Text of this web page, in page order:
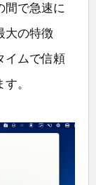
間で急速に
大の特徴
イムで信頼
。